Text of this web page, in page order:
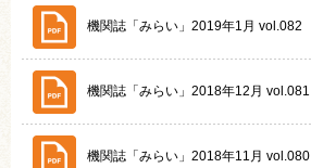
機関誌「みらい」2019年1月 vol.082
機関誌「みらい」2018年12月 vol.081
機関誌「みらい」2018年11月 vol.080